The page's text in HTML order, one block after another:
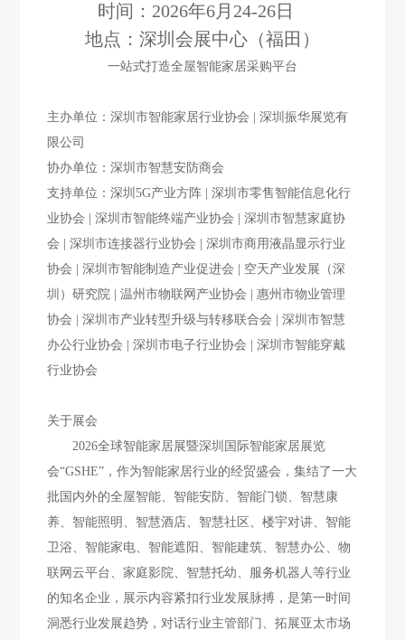
时间：2026年6月24-26日
地点：深圳会展中心（福田）
一站式打造全屋智能家居采购平台
主办单位：深圳市智能家居行业协会 | 深圳振华展览有
限公司
协办单位：深圳市智慧安防商会
支持单位：深圳5G产业方阵 | 深圳市零售智能信息化行
业协会 | 深圳市智能终端产业协会 | 深圳市智慧家庭协
会 | 深圳市连接器行业协会 | 深圳市商用液晶显示行业
协会 | 深圳市智能制造产业促进会 | 空天产业发展（深
圳）研究院 | 温州市物联网产业协会 | 惠州市物业管理
协会 | 深圳市产业转型升级与转移联合会 | 深圳市智慧
办公行业协会 | 深圳市电子行业协会 | 深圳市智能穿戴
行业协会
关于展会
2026全球智能家居展暨深圳国际智能家居展览
会“GSHE”，作为智能家居行业的经贸盛会，集结了一大
批国内外的全屋智能、智能安防、智能门锁、智慧康
养、智能照明、智慧酒店、智慧社区、楼宇对讲、智能
卫浴、智能家电、智能遮阳、智能建筑、智慧办公、物
联网云平台、家庭影院、智慧托幼、服务机器人等行业
的知名企业，展示内容紧扣行业发展脉搏，是第一时间
洞悉行业发展趋势，对话行业主管部门、拓展亚太市场